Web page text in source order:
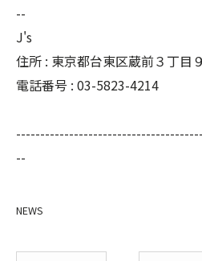
--
J's
住所 : 東京都台東区蔵前３丁目
電話番号 : 03-5823-4214
--
NEWS